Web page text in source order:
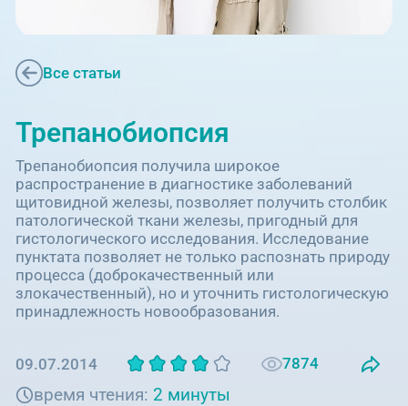
Блог врачей
Новости
Пациентам
PreventAGE
запись на прием
+7 (351) 220-03-03
+7 (7142) 927-003
Справочный телефон для
жителей Казахстана
Все статьи
Трепанобиопсия
Трепанобиопсия получила широкое
распространение в диагностике заболеваний
щитовидной железы, позволяет получить столбик
патологической ткани железы, пригодный для
гистологического исследования. Исследование
пунктата позволяет не только распознать природу
процесса (доброкачественный или
злокачественный), но и уточнить гистологическую
принадлежность новообразования.
09.07.2014 7874
время чтения: 2 минуты